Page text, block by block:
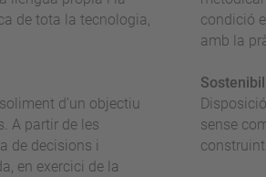
de tota la tecnologia,
d’un objectiu
A partir de les
de decisions i
en exercici de la
condició
amb la
sense